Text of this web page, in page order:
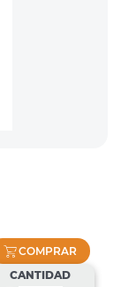
COMPRAR
CANTIDAD